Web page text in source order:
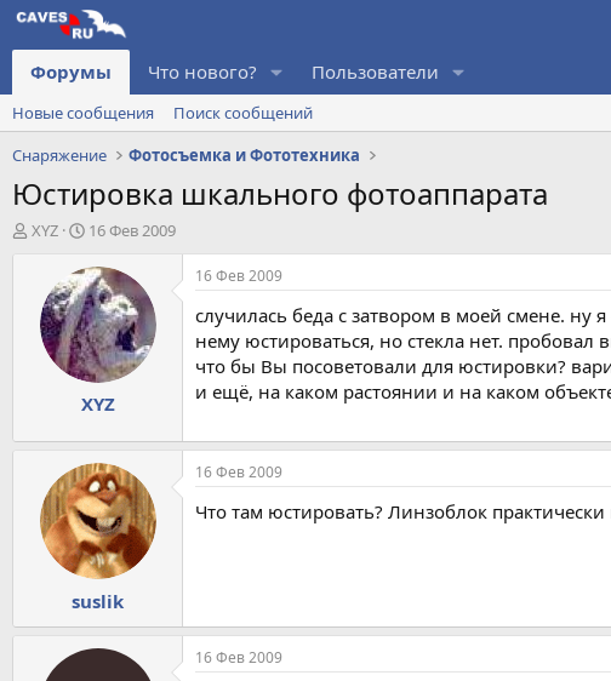
Форумы Что нового? Пользователи
Новые сообщения
Поиск сообщений
Снаряжение
Фотосъемка и Фототехника
Юстировка шкального фотоаппарата
А
XYZ
Д
т
а
н
а
ч
а
л
16 Фев 2009
XYZ
16 Фев 2009
случилась беда с затвором в моей смене. ну
нему юстироваться, но стекла нет. пробовал
что бы Вы посоветовали для юстировки?
и ещё, на каком растоянии и на каком
suslik
16 Фев 2009
Что там юстировать? Линзоблок
16 Фев 2009